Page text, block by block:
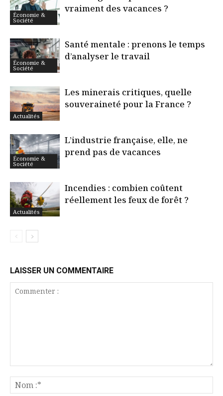
Économie &
Société
vraiment des vacances ?
Économie &
Société
Santé mentale : prenons le temps
d’analyser le travail
Actualités
Les minerais critiques, quelle
souveraineté pour la France ?
Économie &
Société
L’industrie française, elle, ne
prend pas de vacances
Actualités
Incendies : combien coûtent
réellement les feux de forêt ?
LAISSER UN COMMENTAIRE